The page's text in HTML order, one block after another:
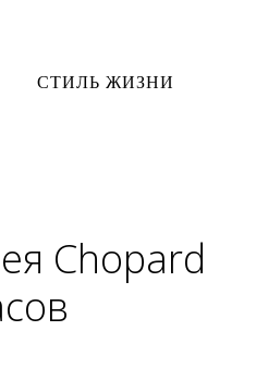
СТИЛЬ ЖИЗНИ
Chopard